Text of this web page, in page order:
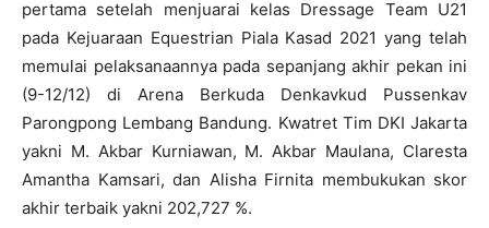
pertama setelah menjuarai kelas Dressage Team U21
pada Kejuaraan Equestrian Piala Kasad 2021 yang telah
memulai pelaksanaannya pada sepanjang akhir pekan ini
(9-12/12) di Arena Berkuda Denkavkud Pussenkav
Parongpong Lembang Bandung. Kwatret Tim DKI Jakarta
yakni M. Akbar Kurniawan, M. Akbar Maulana, Claresta
Amantha Kamsari, dan Alisha Firnita membukukan skor
akhir terbaik yakni 202,727 %.